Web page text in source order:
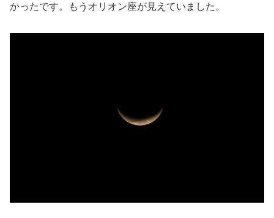
かったです。もうオリオン座が見えていました。